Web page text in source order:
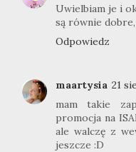
Uwielbiam je i
są równie
Odpowiedz
maartysia 21
mam takie
promocja na
ale walczę z
jeszcze :D